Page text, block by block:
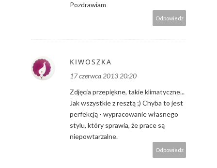
Pozdrawiam
Odpowiedz
KIWOSZKA
17 czerwca 2013 20:20
Zdjęcia przepiękne, takie klimatyczne...
Jak wszystkie z resztą ;) Chyba to jest
perfekcją - wypracowanie własnego
stylu, który sprawia, że prace są
niepowtarzalne.
Odpowiedz